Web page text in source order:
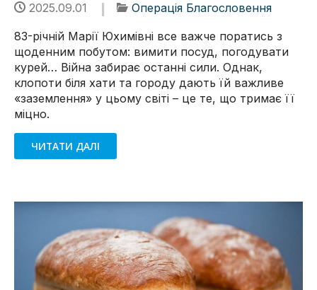
2025.09.01
Операція Благословення
83-річній Марії Юхимівні все важче поратись з
щоденним побутом: вимити посуд, погодувати
курей… Війна забирає останні сили. Однак,
клопоти біля хати та городу дають їй важливе
«заземлення» у цьому світі – це те, що тримає її
міцно.
ЧИТАТИ ДАЛІ